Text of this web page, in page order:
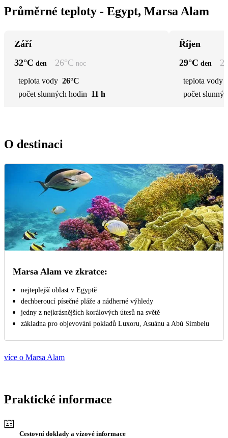
Průměrné teploty - Egypt, Marsa Alam
Září
32°C den 26°C noc
teplota vody 26°C
počet slunných hodin 11 h
Říjen
29°C den
teplota vody
počet
O destinaci
Marsa Alam ve zkratce:
nejteplejší oblast v Egyptě
dechberoucí písečné pláže a nádherné výhledy
jedny z nejkrásnějších korálových útesů na světě
základna pro objevování pokladů Luxoru, Asuánu a Abú Simbelu
více o Marsa Alam
Praktické informace
Cestovní doklady a vízové informace